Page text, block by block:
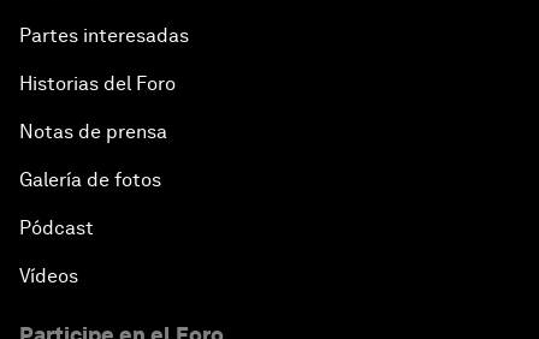
Partes interesadas
Historias del Foro
Notas de prensa
Galería de fotos
Pódcast
Vídeos